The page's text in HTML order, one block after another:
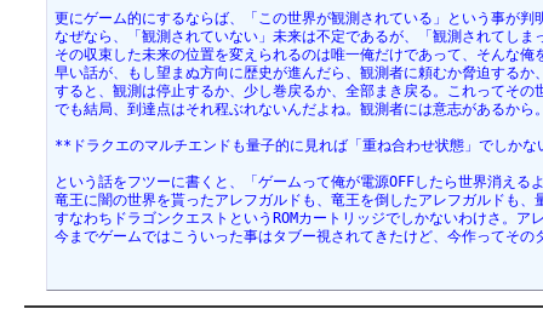
更にゲーム的にするならば、「この世界が観測されている」という事が
なぜなら、「観測されていない」未来は不定であるが、「観測されてし
その収束した未来の位置を変えられるのは唯一俺だけであって、そんな
早い話が、もし望まぬ方向に歴史が進んだら、観測者に頼むか脅迫する
すると、観測は停止するか、少し巻戻るか、全部まき戻る。これってその
でも結局、到達点はそれ程ぶれないんだよね。観測者には意志があるから
**ドラクエのマルチエンドも量子的に見れば「重ね合わせ状態」でし
という話をフツーに書くと、「ゲームって俺が電源OFFしたら世界消える
竜王に闇の世界を貰ったアレフガルドも、竜王を倒したアレフガルドも
すなわちドラゴンクエストというROMカートリッジでしかないわけさ。
今までゲームではこういった事はタブー視されてきたけど、今作ってそ